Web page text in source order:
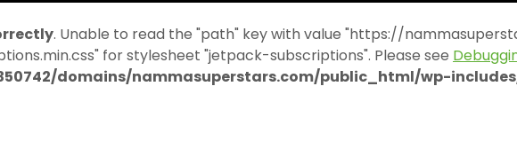
. Unable to read the "path" key with value "https://
for stylesheet "jetpack-subscriptions". Please see
domains/nammasuperstars.com/public_html/wp-